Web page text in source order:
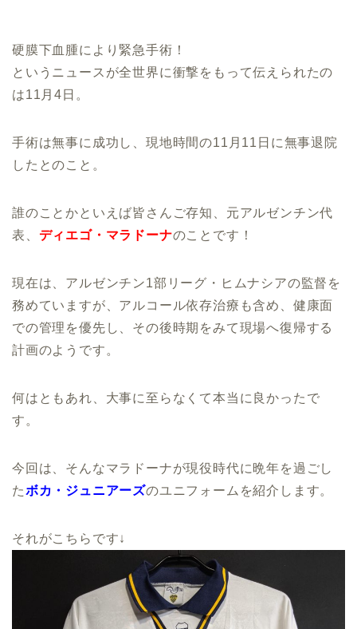
硬膜下血腫により緊急手術！
というニュースが全世界に衝撃をもって伝えられたの
は11月4日。
手術は無事に成功し、現地時間の11月11日に無事退院
したとのこと。
誰のことかといえば皆さんご存知、元アルゼンチン代
表、 ディエゴ・マラドーナのことです！
現在は、アルゼンチン1部リーグ・ヒムナシアの監督を
務めていますが、アルコール依存治療も含め、健康面
での管理を優先し、その後時期をみて現場へ復帰する
計画のようです。
何はともあれ、大事に至らなくて本当に良かったで
す。
今回は、そんなマラドーナが現役時代に晩年を過ごし
たボカ・ジュニアーズのユニフォームを紹介します。
それがこちらです↓